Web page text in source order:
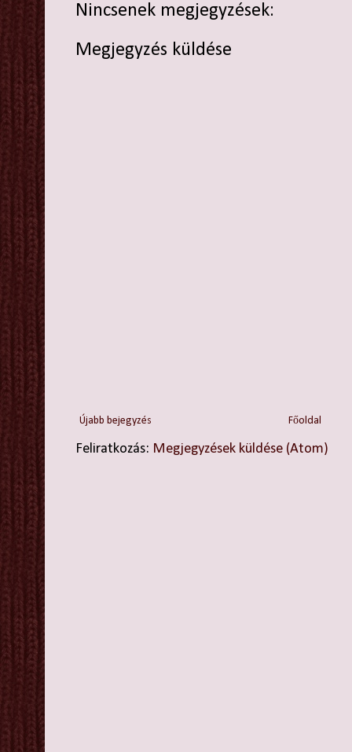
Nincsenek megjegyzések:
Megjegyzés küldése
Újabb bejegyzés Főoldal
Feliratkozás: Megjegyzések küldése (Atom)